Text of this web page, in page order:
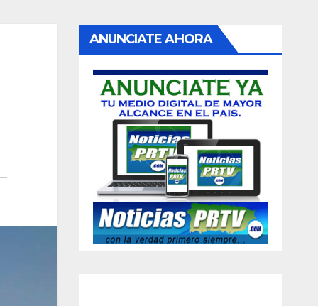
ANUNCIATE AHORA